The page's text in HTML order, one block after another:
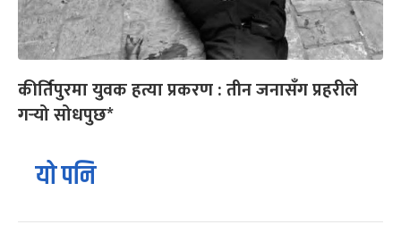
कीर्तिपुरमा युवक हत्या प्रकरण : तीन जनासँग प्रहरीले
गर्‍यो सोधपुछ*
यो पनि